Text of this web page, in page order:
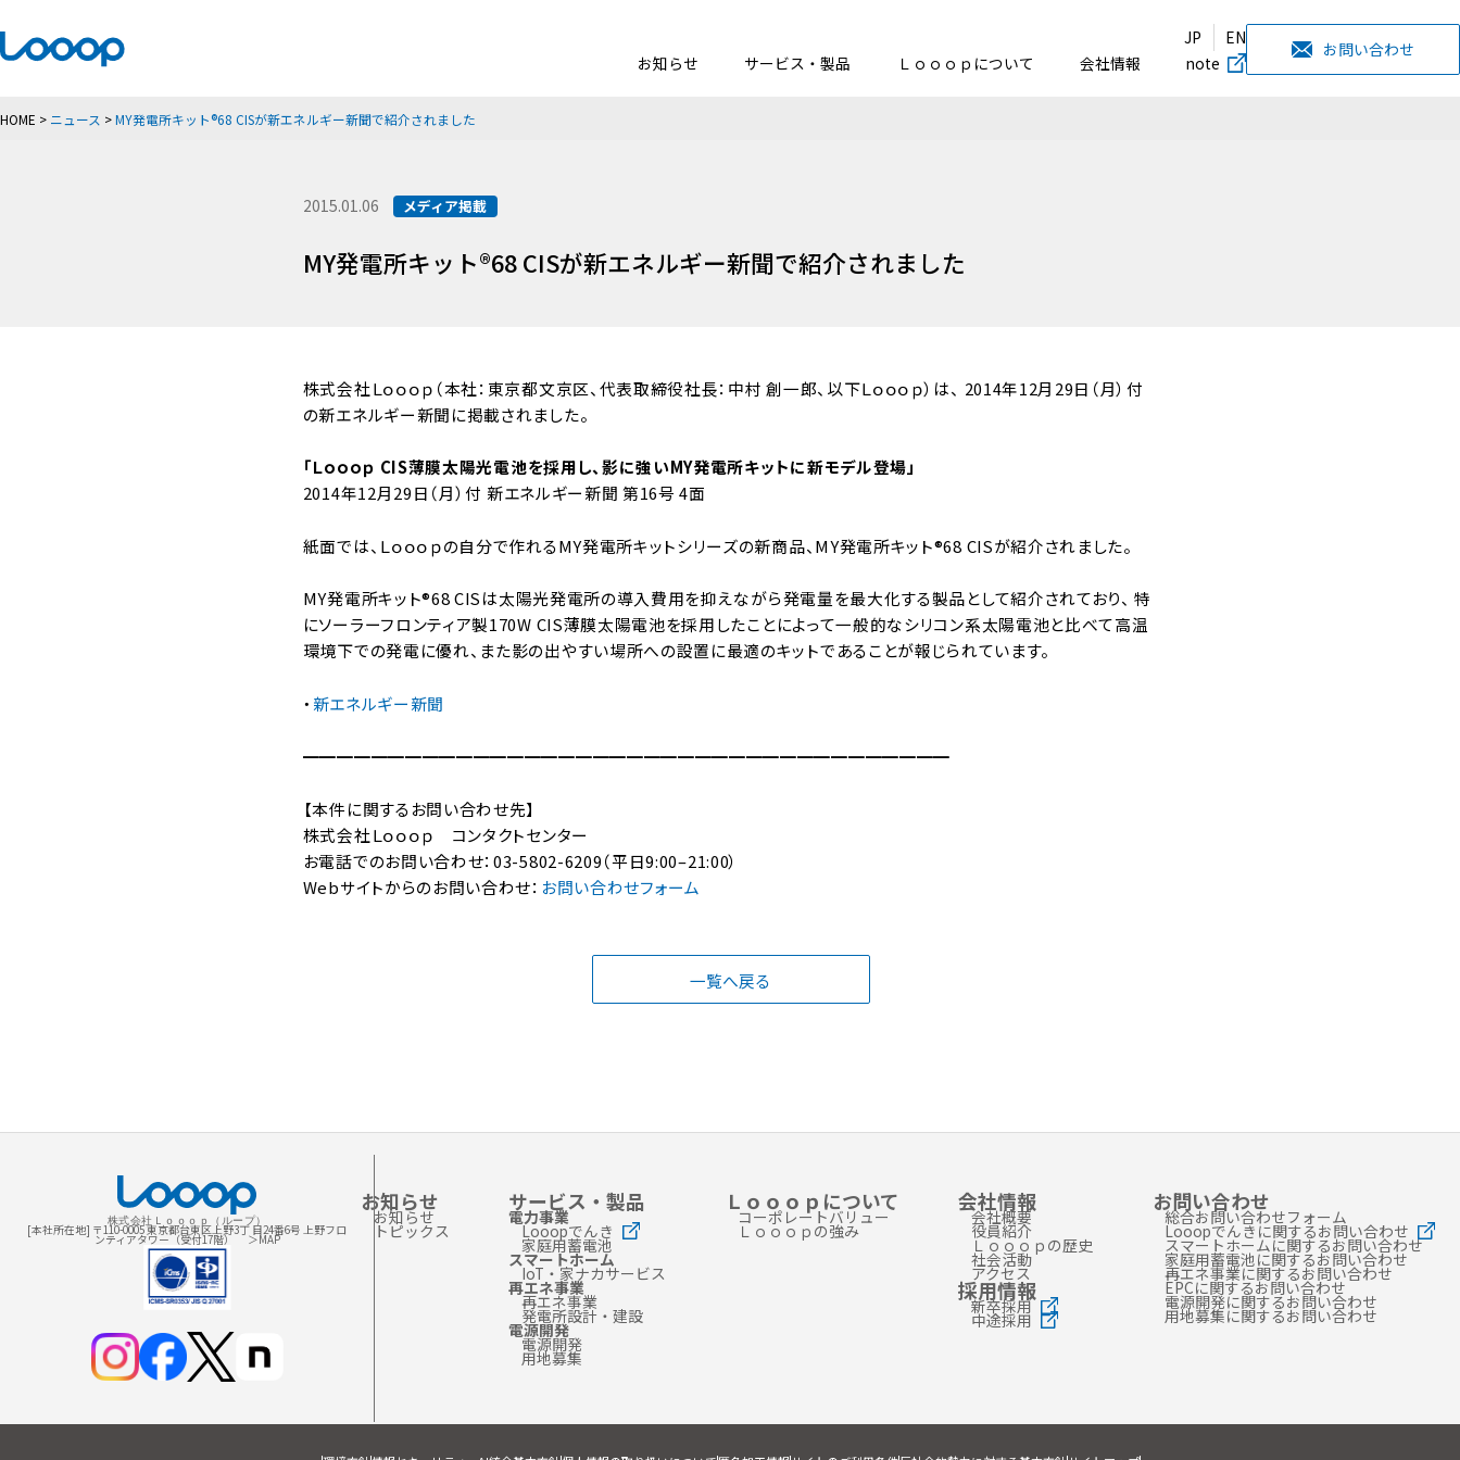
JP
EN
お知らせ
サービス・製品 Ｌｏｏｏｐについて 会社情報 note
お問い合わせ
HOME > ニュース >MY発電所キット®68 CISが新エネルギー新聞で紹介されました
2015.01.06 メディア掲載
MY発電所キット®68 CISが新エネルギー新聞で紹介されました
株式会社Ｌｏｏｏｐ（本社：東京都文京区、代表取締役社長：中村 創一郎、以下Ｌｏｏｏｐ）は、 2014年12月29日（月）付
の新エネルギー新聞に掲載されました。
「Ｌｏｏｏｐ CIS薄膜太陽光電池を採用し、影に強いMY発電所キットに新モデル登場」
2014年12月29日（月）付 新エネルギー新聞 第16号 4面
紙面では、Ｌｏｏｏｐの自分で作れるMY発電所キットシリーズの新商品、MY発電所キット®68 CISが紹介されました。
MY発電所キット®68 CISは太陽光発電所の導入費用を抑えながら発電量を最大化する製品として紹介されており、 特
にソーラーフロンティア製170W CIS薄膜太陽電池を採用したことによって一般的なシリコン系太陽電池と比べて高温
環境下での発電に優れ、また影の出やすい場所への設置に最適のキットであることが報じられています。
・ 新エネルギー新聞
━━━━━━━━━━━━━━━━━━━━━━━━━━━━━━━━━━━━━━
【本件に関するお問い合わせ先】
株式会社Ｌｏｏｏｐ コンタクトセンター
お電話でのお問い合わせ：03-5802-6209（平日9:00–21:00）
Webサイトからのお問い合わせ： お問い合わせフォーム
一覧へ戻る
株式会社Ｌｏｏｏｐ（ループ）
[本社所在地] 〒110-0005 東京都台東区上野3丁 目24番6号 上野フロ
ンティアタワー（受付17階） ＞MAP
お知らせ
お知らせ
トピックス
サービス・製品
電力事業
Looopでんき
家庭用蓄電池
スマートホーム
IoT・家ナカサービス
再エネ事業
再エネ事業
発電所設計・建設
電源開発
電源開発
用地募集
Ｌｏｏｏｐについて
コーポレートバリュー
Ｌｏｏｏｐの強み
会社情報
会社概要
役員紹介
Ｌｏｏｏｐの歴史
社会活動
アクセス
採用情報
新卒採用
中途採用
お問い合わせ
総合お問い合わせフォーム
Looopでんきに関するお問い合わせ
スマートホームに関するお問い合わせ
家庭用蓄電池に関するお問い合わせ
再エネ事業に関するお問い合わせ
EPCに関するお問い合わせ
電源開発に関するお問い合わせ
用地募集に関するお問い合わせ